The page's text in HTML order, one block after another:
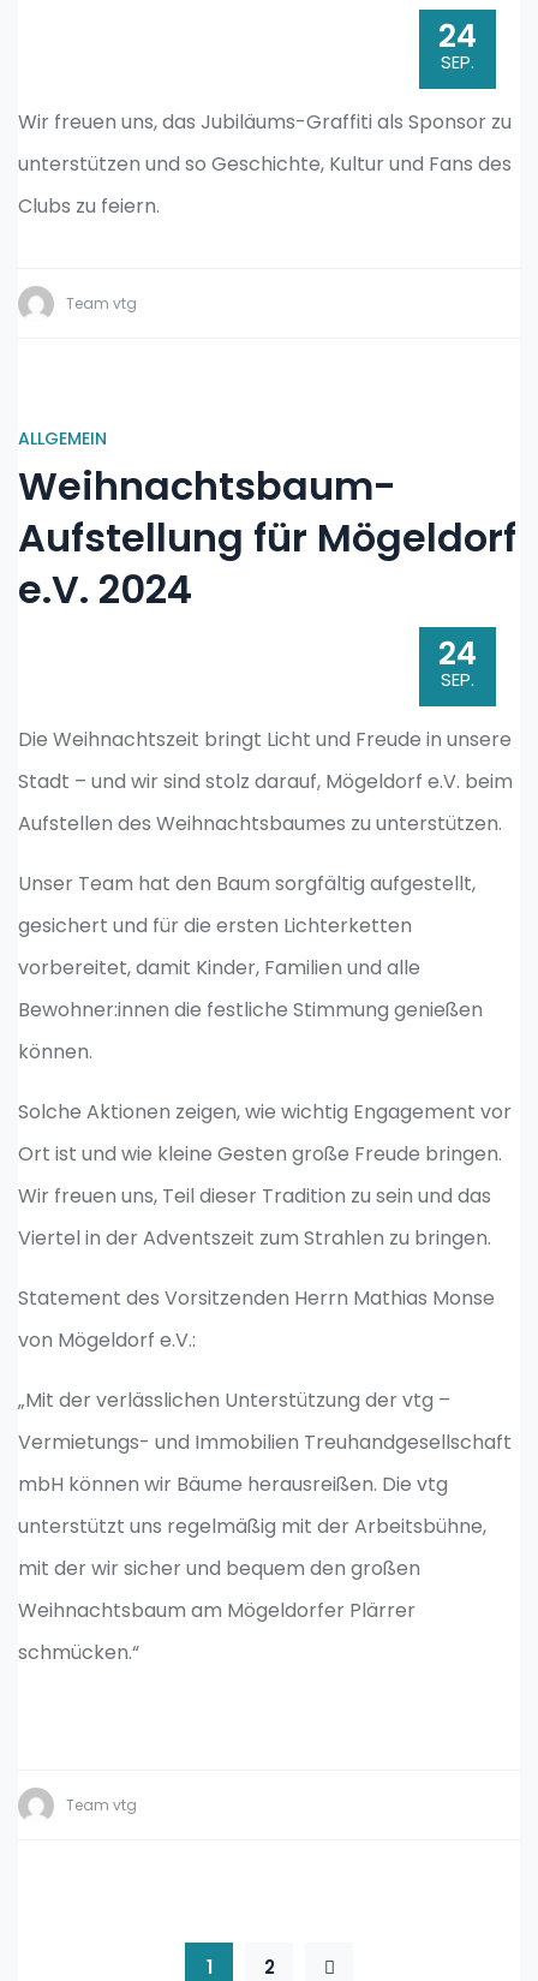
24
SEP.
Wir freuen uns, das Jubiläums-Graffiti als Sponsor zu
unterstützen und so Geschichte, Kultur und Fans des
Clubs zu feiern.
Team vtg
ALLGEMEIN
Weihnachtsbaum-
Aufstellung für Mögeldorf
e.V. 2024
24
SEP.
Die Weihnachtszeit bringt Licht und Freude in unsere
Stadt – und wir sind stolz darauf, Mögeldorf e.V. beim
Aufstellen des Weihnachtsbaumes zu unterstützen.
Unser Team hat den Baum sorgfältig aufgestellt,
gesichert und für die ersten Lichterketten
vorbereitet, damit Kinder, Familien und alle
Bewohner:innen die festliche Stimmung genießen
können.
Solche Aktionen zeigen, wie wichtig Engagement vor
Ort ist und wie kleine Gesten große Freude bringen.
Wir freuen uns, Teil dieser Tradition zu sein und das
Viertel in der Adventszeit zum Strahlen zu bringen.
Statement des Vorsitzenden Herrn Mathias Monse
von Mögeldorf e.V.:
„Mit der verlässlichen Unterstützung der vtg –
Vermietungs- und Immobilien Treuhandgesellschaft
mbH können wir Bäume herausreißen. Die vtg
unterstützt uns regelmäßig mit der Arbeitsbühne,
mit der wir sicher und bequem den großen
Weihnachtsbaum am Mögeldorfer Plärrer
schmücken.“
Team vtg
1 2